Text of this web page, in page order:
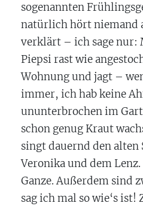
sogenannten
natürlich hört niemand
verklärt – ich sage nur:
Piepsi rast wie
Wohnung und jagt –
immer, ich hab keine
ununterbrochen im
schon genug Kraut
singt dauernd den alten
Veronika und dem
Ganze. Außerdem sind
sag ich mal so wie‘s